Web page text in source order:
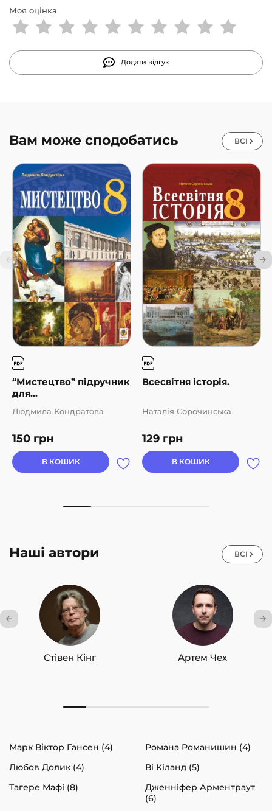
Моя оцінка
Додати відгук
Вам може сподобатись ВСІ
“Мистецтво” підручник
для...
150 грн
Людмила Кондратова
В КОШИК
Всесвітня історія.
129 грн
Наталія Сорочинська
В КОШИК
Наші автори ВСІ
Стівен Кінг Артем Чех
Марк Віктор Гансен (4)
Романа Романишин (4)
Любов Долик (4)
Ві Кіланд (5)
Тагере Мафі (8)
Дженніфер Арментраут
(6)